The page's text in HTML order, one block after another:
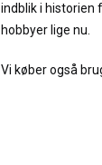
indblik i historien
hobbyer lige nu.
Vi køber også